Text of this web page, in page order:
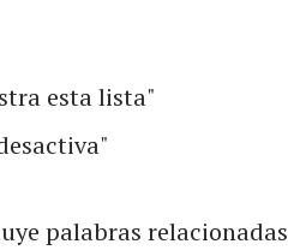
esta lista"
palabras relacionadas